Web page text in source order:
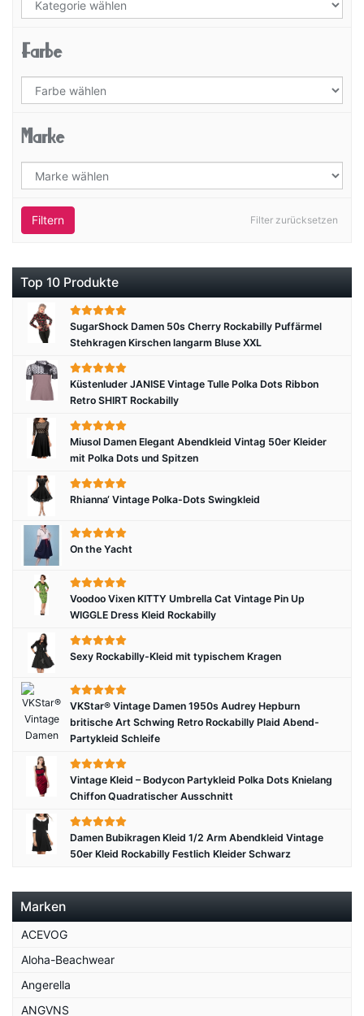
Farbe
Marke
Filter zurücksetzen
Filtern
Top 10 Produkte
SugarShock Damen 50s Cherry Rockabilly Puffärmel
Stehkragen Kirschen langarm Bluse XXL
Küstenluder JANISE Vintage Tulle Polka Dots Ribbon
Retro SHIRT Rockabilly
Miusol Damen Elegant Abendkleid Vintag 50er Kleider
mit Polka Dots und Spitzen
Rhianna‘ Vintage Polka-Dots Swingkleid
On the Yacht
Voodoo Vixen KITTY Umbrella Cat Vintage Pin Up
WIGGLE Dress Kleid Rockabilly
Sexy Rockabilly-Kleid mit typischem Kragen
VKStar® Vintage Damen 1950s Audrey Hepburn
britische Art Schwing Retro Rockabilly Plaid Abend-
Partykleid Schleife
Vintage Kleid – Bodycon Partykleid Polka Dots Knielang
Chiffon Quadratischer Ausschnitt
Damen Bubikragen Kleid 1/2 Arm Abendkleid Vintage
50er Kleid Rockabilly Festlich Kleider Schwarz
Marken
ACEVOG
Aloha-Beachwear
Angerella
ANGVNS